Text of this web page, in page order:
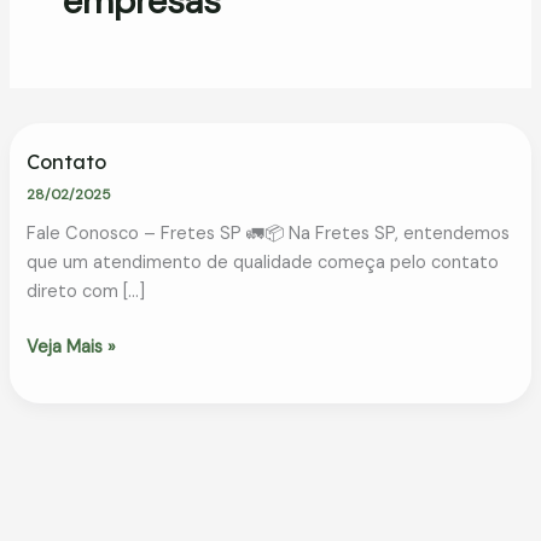
Contato
28/02/2025
Fale Conosco – Fretes SP 🚛📦 Na Fretes SP, entendemos
que um atendimento de qualidade começa pelo contato
direto com […]
Contato
Veja Mais »